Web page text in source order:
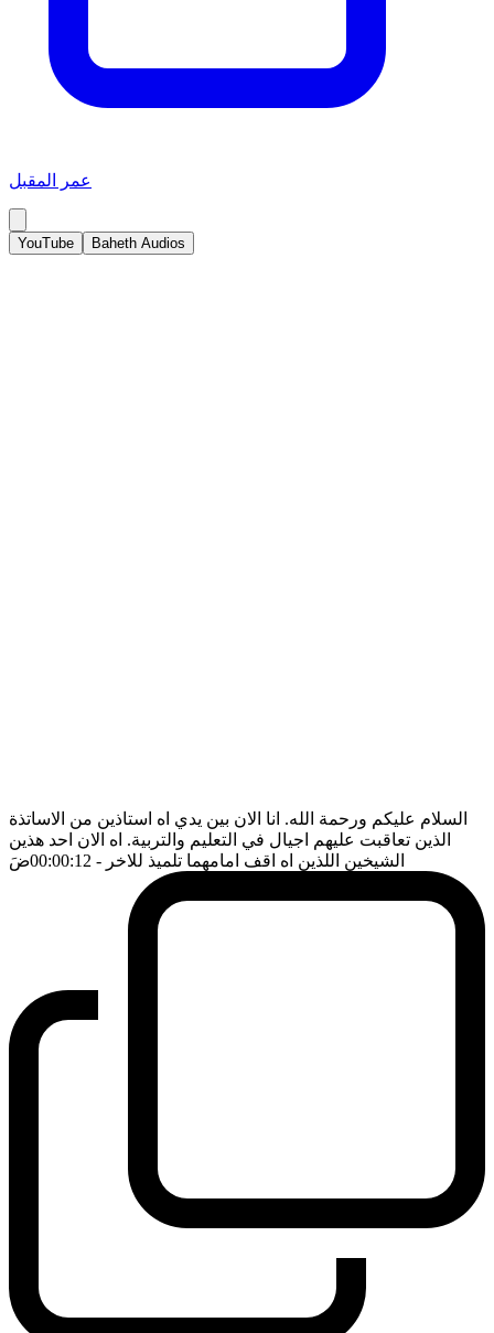
عمر المقبل
YouTube Baheth Audios
السلام عليكم ورحمة الله. انا الان بين يدي اه استاذين من الاساتذة
الذين تعاقبت عليهم اجيال في التعليم والتربية. اه الان احد هذين
الشيخين اللذين اه اقف امامهما تلميذ للاخر - 00:00:12 ضَ